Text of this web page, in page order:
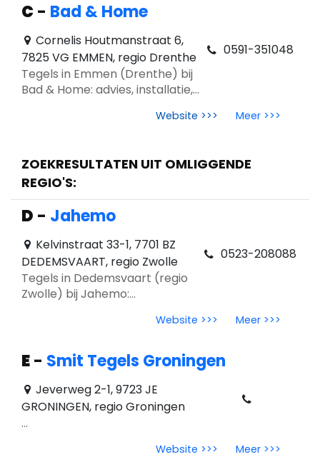
C - Bad & Home
Cornelis Houtmanstraat 6,
7825 VG EMMEN, regio Drenthe
Tegels in Emmen (Drenthe) bij
Bad & Home: advies, installatie,
zoals Earth‑bound Lux, Warm
0591-351048
Website >>> Meer >>>
ZOEKRESULTATEN UIT OMLIGGENDE
REGIO'S:
D - Jahemo
Kelvinstraat 33-1, 7701 BZ
DEDEMSVAART, regio Zwolle
Tegels in Dedemsvaart (regio
Zwolle) bij Jahemo:
vloertegels, badkamerinspiratie
0523-208088
Website >>> Meer >>>
E- Smit Tegels Groningen
Jeverweg 2-1, 9723 JE
GRONINGEN, regio Groningen
...
Website >>> Meer >>>